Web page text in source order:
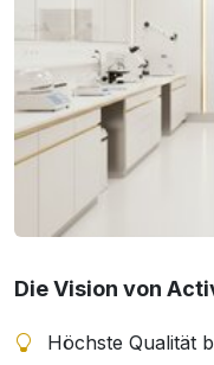
Die Vision von
Höchste Qualität